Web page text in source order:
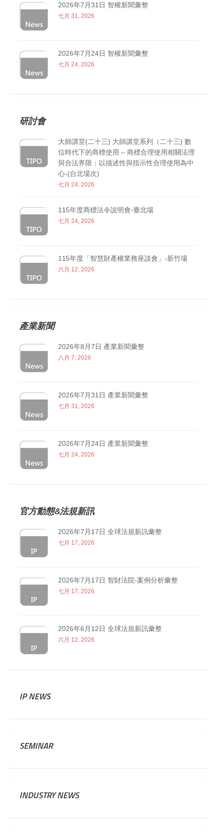
2026年7月31日 智權新聞彙整
七月 31, 2026
2026年7月24日 智權新聞彙整
七月 24, 2026
研討會
大師講堂(二十三) 大師講堂系列（二十三) 數
位時代下的商標使用 – 商標合理使用相關法理
與合法界限：以描述性與指示性合理使用為中
心-(台北場次)
七月 24, 2026
115年度商標法令說明會-臺北場
七月 24, 2026
115年度「智慧財產權業務座談會」-新竹場
六月 12, 2026
產業新聞
2026年8月7日 產業新聞彙整
八月 7, 2026
2026年7月31日 產業新聞彙整
七月 31, 2026
2026年7月24日 產業新聞彙整
七月 24, 2026
官方動態&法規新訊
2026年7月17日 全球法規新訊彙整
七月 17, 2026
2026年7月17日 智財法院-案例分析彙整
七月 17, 2026
2026年6月12日 全球法規新訊彙整
六月 12, 2026
IP NEWS
SEMINAR
INDUSTRY NEWS